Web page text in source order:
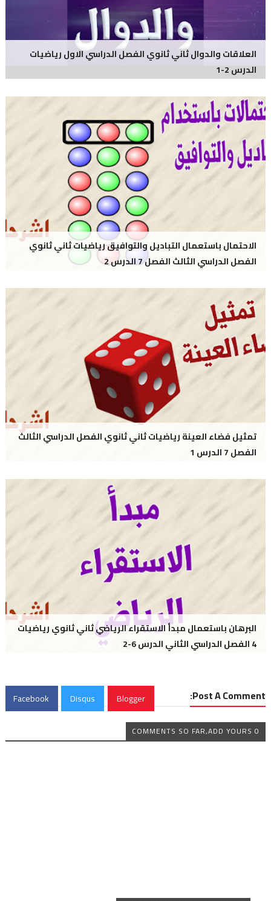
العلاقات والدوال ثاني ثانوي الفصل الدراسي الاول رياضيات
الدرس 2-1
الاحتمال باستعمال التباديل والتوافيق رياضيات ثاني ثانوي
الفصل الدراسي الثالث الفصل 7 الدرس 2
تمثيل فضاء العينة رياضيات ثاني ثانوي الفصل الدراسي الثالث
الفصل 7 الدرس 1
البرهان باستعمال مبدأ الاستقراء الرياضي ثاني ثانوي رياضيات
4 الفصل الدراسي الثاني الدرس 6-2
Post A Comment:
Blogger
Disqus
Facebook
0 COMMENTS SO FAR,ADD YOURS